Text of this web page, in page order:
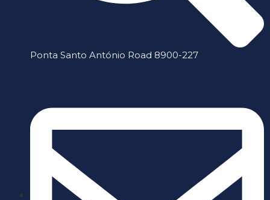
Ponta Santo António Road 8900-227